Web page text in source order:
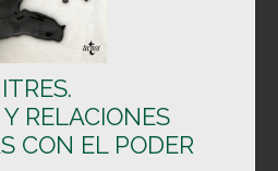
RELACIONES
CON EL PODER